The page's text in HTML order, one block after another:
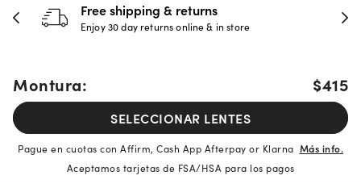
Free shipping & returns
Enjoy 30 day returns online & in store
Montura: $415
SELECCIONAR LENTES
Pague en cuotas con Affirm, Cash App Afterpay or Klarna Más info.
Aceptamos tarjetas de FSA/HSA para los pagos